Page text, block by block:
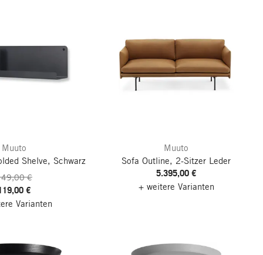
Muuto
Shelve, Schwarz
€
€
Varianten
Muuto
Sofa Outline, 2-Sitzer Leder
5.395,00 €
+ weitere Varianten